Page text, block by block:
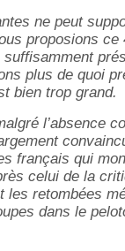
ne peut
proposions
suffisamment
plus de quoi
bien trop grand.
l’absence
français qui
celui de la
les retombées
dans le